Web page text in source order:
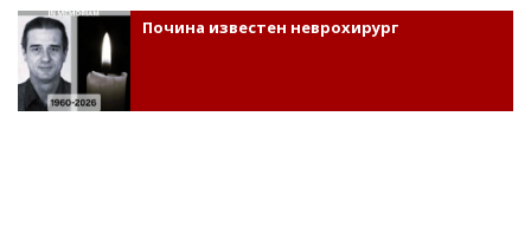
Почина известен неврохирург